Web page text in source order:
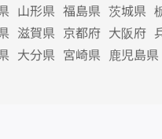
山形県 福島県 茨城県
滋賀県 京都府 大阪府
大分県 宮崎県 鹿児島県